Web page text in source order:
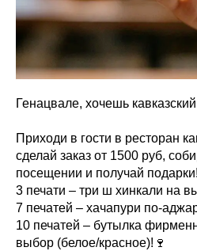
Генацвале, хочешь
Приходи в гости в ресторан
сделай заказ от 1500 руб,
посещении и получай подарки!
3 печати – три ш хинкали на
7 печатей – хачапури по-
10 печатей – бутылка
выбор (белое/красное)!🍷